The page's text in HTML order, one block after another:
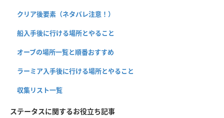
クリア後要素（ネタバレ注意！）
船入手後に行ける場所とやること
オーブの場所一覧と順番おすすめ
ラーミア入手後に行ける場所とやること
収集リスト一覧
ステータスに関するお役立ち記事